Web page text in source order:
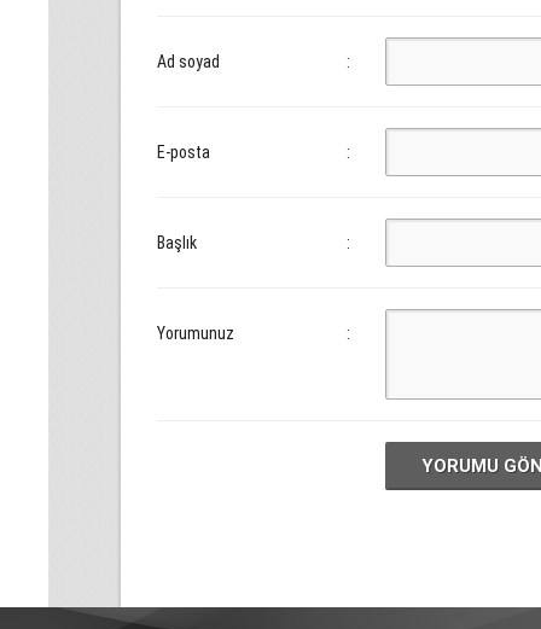
Ad soyad :
E-posta :
Başlık :
Yorumunuz :
YORUMU